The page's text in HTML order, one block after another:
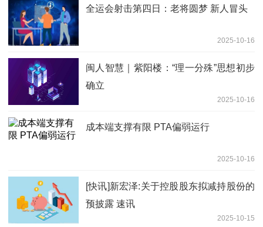
全运会射击第四日：老将圆梦 新人冒头
2025-10-16
闽人智慧｜紫阳楼：“理一分殊”思想初步
确立
2025-10-16
成本端支撑有限 PTA偏弱运行
2025-10-16
[快讯]新宏泽:关于控股股东拟减持股份的
预披露 速讯
2025-10-15